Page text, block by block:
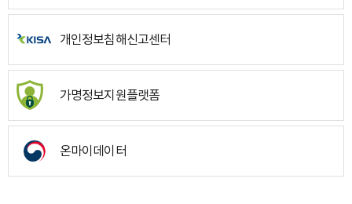
개인정보침해신고센터
가명정보지원플랫폼
온마이데이터